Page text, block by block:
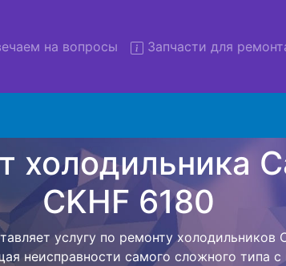
на вопросы Запчасти для
с вывозом - чтобы клиент не тратил свое
службы, наш мастер сам заберет
центр. Ремонт холодильника
сервисного центра, тем самым Вам не
с ремонтом. Перед тем как холодильная
стоимость работ и в дальнейшем
услуг от компании - Доставка